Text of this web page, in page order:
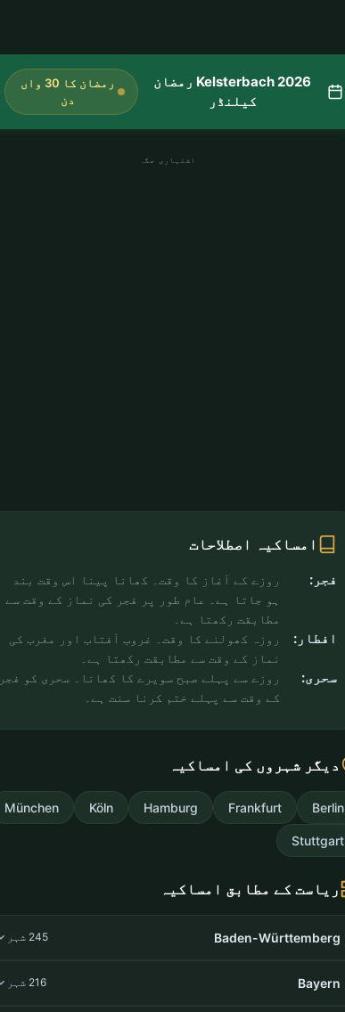
Kelsterbach 2026 رمضان
کیلنڈر
رمضان کا 30 واں
دن
اشتہاری جگہ
امساکیہ اصطلاحات
فجر:
روزے کے آغاز کا وقت۔ کھانا پینا اس وقت بند
ہو جاتا ہے۔ عام طور پر فجر کی نماز کے وقت سے
مطابقت رکھتا ہے۔
افطار:
روزہ کھولنے کا وقت۔ غروب آفتاب اور مغرب کی
نماز کے وقت سے مطابقت رکھتا ہے۔
سحری:
روزے سے پہلے صبح سویرے کا کھانا۔ سحری کو فجر
کے وقت سے پہلے ختم کرنا سنت ہے۔
دیگر شہروں کی امساکیہ
Berlin
Frankfurt
Hamburg
Köln
München
Stuttgart
ریاست کے مطابق امساکیہ
Baden-Württemberg 245 شہر
Bayern 216 شہر